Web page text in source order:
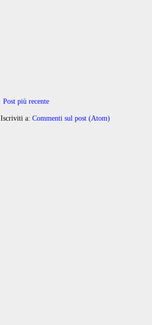
Post più recente
Iscriviti a: Commenti sul post (Atom)